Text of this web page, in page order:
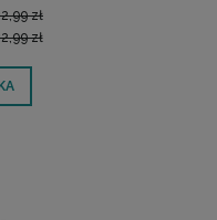
zł
zł